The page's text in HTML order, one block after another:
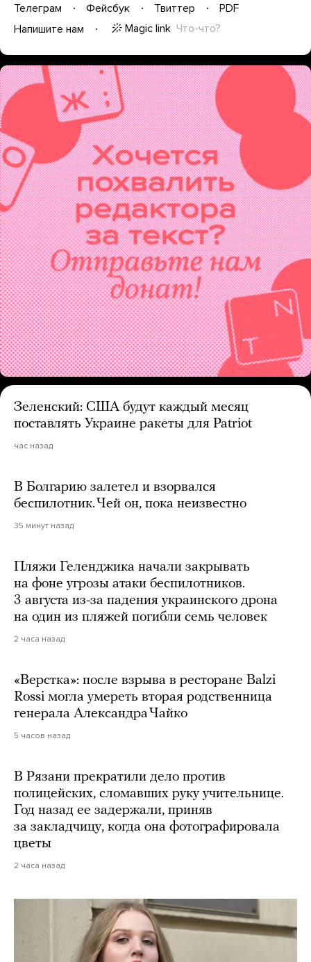
Телеграм Фейсбук Твиттер
PDF
Напишите нам
Magic link Что-что?
Зеленский: США будут каждый месяц
поставлять Украине ракеты для Patriot
час назад
В Болгарию залетел и взорвался
беспилотник. Чей он, пока неизвестно
35 минут назад
Пляжи Геленджика начали закрывать
на фоне угрозы атаки беспилотников.
3 августа из-за падения украинского дрона
на один из пляжей погибли семь человек
2 часа назад
«Верстка»: после взрыва в ресторане Balzi
Rossi могла умереть вторая родственница
генерала Александра Чайко
5 часов назад
В Рязани прекратили дело против
полицейских, сломавших руку учительнице.
Год назад ее задержали, приняв
за закладчицу, когда она фотографировала
цветы
2 часа назад